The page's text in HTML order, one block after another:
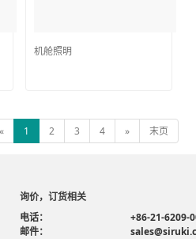
机舱照明
« 1 2 3 4 » 末页
询价，订货相关
电话：
+86-21-6209-
邮件：